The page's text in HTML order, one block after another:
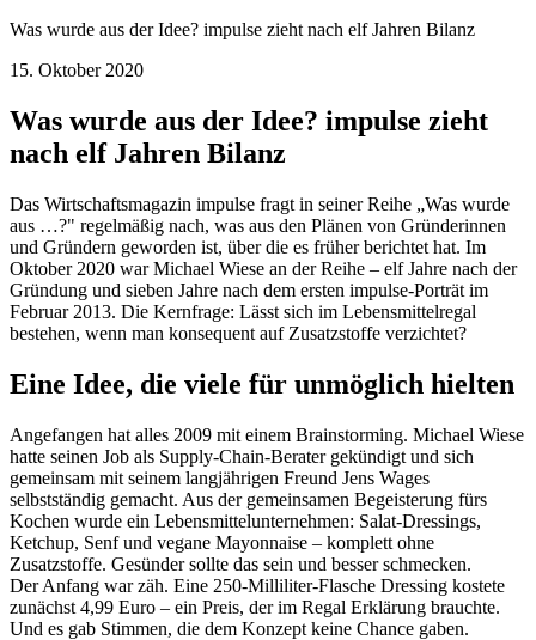
Was wurde aus der Idee? impulse zieht nach elf Jahren Bilanz
15. Oktober 2020
Was wurde aus der Idee? impulse zieht
nach elf Jahren Bilanz
Das Wirtschaftsmagazin impulse fragt in seiner Reihe „Was wurde
aus …?" regelmäßig nach, was aus den Plänen von Gründerinnen
und Gründern geworden ist, über die es früher berichtet hat. Im
Oktober 2020 war Michael Wiese an der Reihe – elf Jahre nach der
Gründung und sieben Jahre nach dem ersten impulse-Porträt im
Februar 2013. Die Kernfrage: Lässt sich im Lebensmittelregal
bestehen, wenn man konsequent auf Zusatzstoffe verzichtet?
Eine Idee, die viele für unmöglich hielten
Angefangen hat alles 2009 mit einem Brainstorming. Michael Wiese
hatte seinen Job als Supply-Chain-Berater gekündigt und sich
gemeinsam mit seinem langjährigen Freund Jens Wages
selbstständig gemacht. Aus der gemeinsamen Begeisterung fürs
Kochen wurde ein Lebensmittelunternehmen: Salat-Dressings,
Ketchup, Senf und vegane Mayonnaise – komplett ohne
Zusatzstoffe. Gesünder sollte das sein und besser schmecken.
Der Anfang war zäh. Eine 250-Milliliter-Flasche Dressing kostete
zunächst 4,99 Euro – ein Preis, der im Regal Erklärung brauchte.
Und es gab Stimmen, die dem Konzept keine Chance gaben.